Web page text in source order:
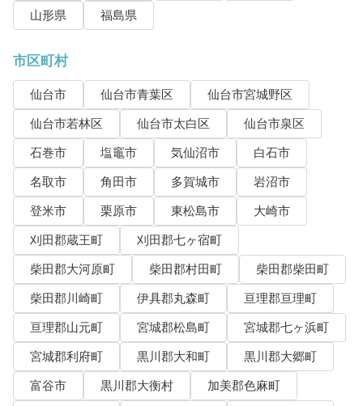
山形県
福島県
市区町村
仙台市 仙台市青葉区
仙台市宮城野区
仙台市若林区
仙台市太白区
仙台市泉区
石巻市
塩竈市 気仙沼市
白石市
名取市
角田市 多賀城市
岩沼市
登米市
栗原市 東松島市
大崎市
刈田郡蔵王町
刈田郡七ヶ宿町
柴田郡大河原町
柴田郡村田町
柴田郡柴田町
柴田郡川崎町
伊具郡丸森町
亘理郡亘理町
亘理郡山元町
宮城郡松島町
宮城郡七ヶ浜町
宮城郡利府町
黒川郡大和町
黒川郡大郷町
富谷市
黒川郡大衡村
加美郡色麻町